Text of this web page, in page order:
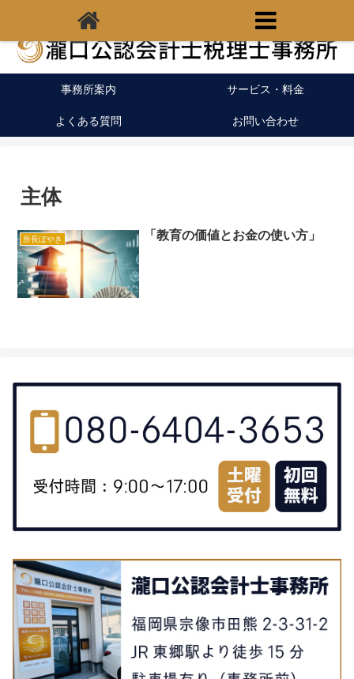
福岡県宗像市の税理士｜開業支援｜クラウド会計
事務所案内 サービス・料金
よくある質問 お問い合わせ
主体
所長ぼやき 「教育の価値とお金の使い方」